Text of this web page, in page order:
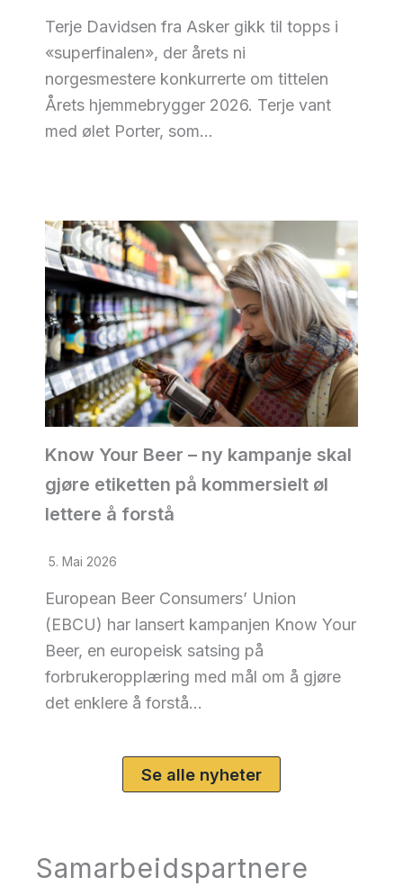
Terje Davidsen fra Asker gikk til topps i
«superfinalen», der årets ni
norgesmestere konkurrerte om tittelen
Årets hjemmebrygger 2026. Terje vant
med ølet Porter, som…
Know Your Beer – ny kampanje skal
gjøre etiketten på kommersielt øl
lettere å forstå
5. Mai 2026
European Beer Consumers’ Union
(EBCU) har lansert kampanjen Know Your
Beer, en europeisk satsing på
forbrukeropplæring med mål om å gjøre
det enklere å forstå…
Se alle nyheter
Samarbeidspartnere